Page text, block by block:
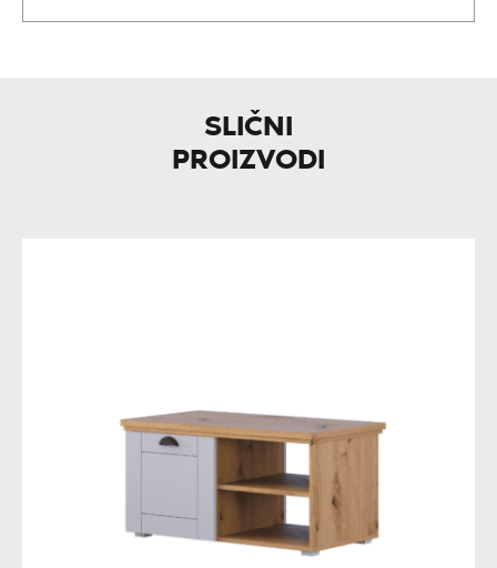
SLIČNI
PROIZVODI